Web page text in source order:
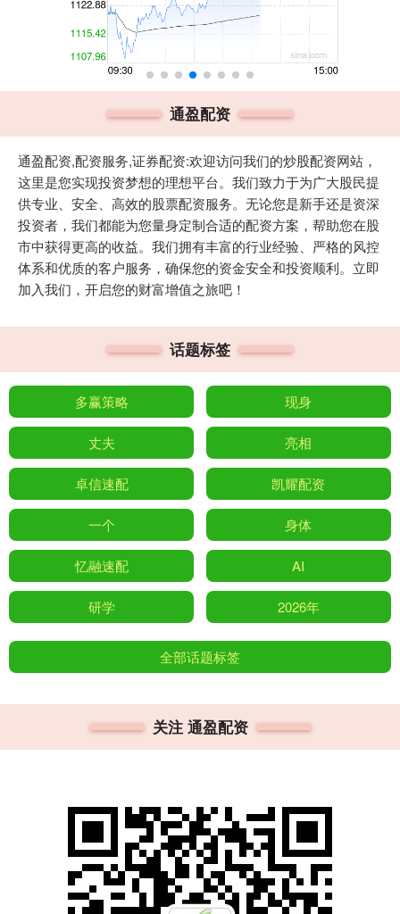
通盈配资
通盈配资,配资服务,证券配资:欢迎访问我们的炒股配资网站，
这里是您实现投资梦想的理想平台。我们致力于为广大股民提
供专业、安全、高效的股票配资服务。无论您是新手还是资深
投资者，我们都能为您量身定制合适的配资方案，帮助您在股
市中获得更高的收益。我们拥有丰富的行业经验、严格的风控
体系和优质的客户服务，确保您的资金安全和投资顺利。立即
加入我们，开启您的财富增值之旅吧！
话题标签
多赢策略 现身
丈夫 亮相
卓信速配 凯耀配资
一个 身体
忆融速配 AI
研学 2026年
全部话题标签
关注 通盈配资